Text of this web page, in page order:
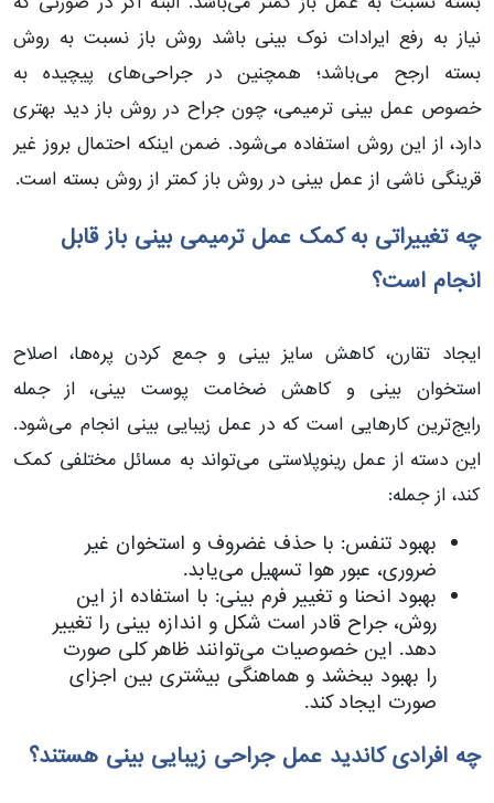
نیاز به رفع ایرادات نوک بینی باشد روش باز نسبت به روش
بسته ارجح می‌باشد؛ همچنین در جراحی‌های پیچیده به
خصوص عمل بینی ترمیمی، چون جراح در روش باز دید بهتری
دارد، از این روش استفاده می‌شود. ضمن اینکه احتمال بروز غیر
قرینگی ناشی از عمل بینی در روش باز کمتر از روش بسته است.
چه تغییراتی به کمک عمل ترمیمی بینی باز قابل
انجام است؟
ایجاد تقارن، کاهش سایز بینی و جمع کردن پره‌ها، اصلاح
استخوان بینی و کاهش ضخامت پوست بینی، از جمله
رایج‌ترین کارهایی است که در عمل زیبایی بینی انجام می‌شود.
این دسته از عمل رینوپلاستی می‌تواند به مسائل مختلفی کمک
کند، از جمله:
بهبود تنفس: با حذف غضروف و استخوان غیر
ضروری، عبور هوا تسهیل می‌یابد.
بهبود انحنا و تغییر فرم بینی: با استفاده از این
روش، جراح قادر است شکل و اندازه بینی را تغییر
دهد. این خصوصیات می‌توانند ظاهر کلی صورت
را بهبود ببخشد و هماهنگی بیشتری بین اجزای
صورت ایجاد کند.
چه افرادی کاندید عمل جراحی زیبایی بینی هستند؟